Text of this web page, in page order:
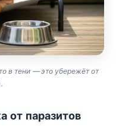
в тени — это убережёт от
от паразитов